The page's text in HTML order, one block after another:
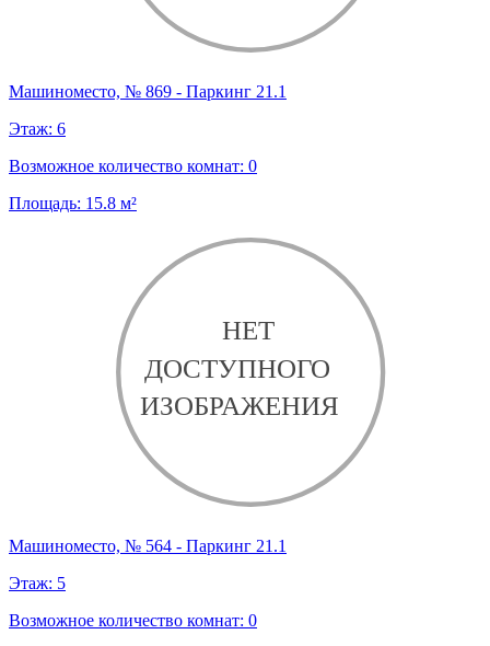
Машиноместо, № 869 - Паркинг 21.1
Этаж: 6
Возможное количество комнат: 0
Площадь: 15.8 м²
Машиноместо, № 564 - Паркинг 21.1
Этаж: 5
Возможное количество комнат: 0